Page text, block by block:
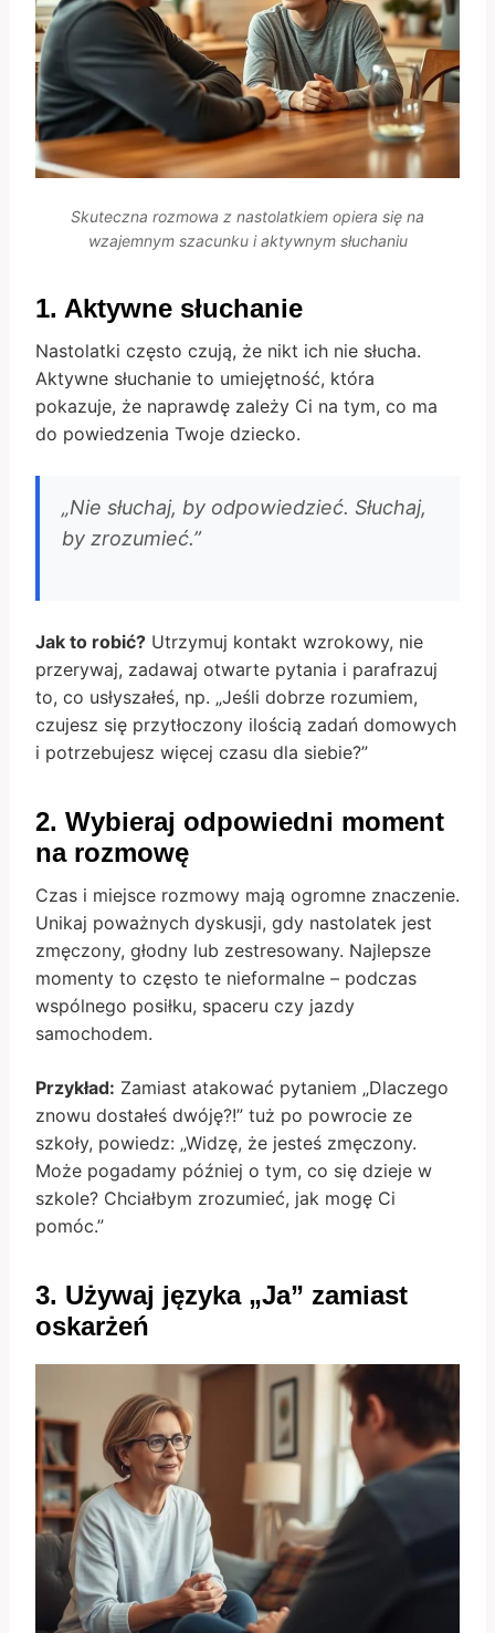
Skuteczna rozmowa z nastolatkiem opiera się na
wzajemnym szacunku i aktywnym słuchaniu
1. Aktywne słuchanie
Nastolatki często czują, że nikt ich nie słucha.
Aktywne słuchanie to umiejętność, która
pokazuje, że naprawdę zależy Ci na tym, co ma
do powiedzenia Twoje dziecko.
„Nie słuchaj, by odpowiedzieć. Słuchaj,
by zrozumieć.”
Jak to robić? Utrzymuj kontakt wzrokowy, nie
przerywaj, zadawaj otwarte pytania i parafrazuj
to, co usłyszałeś, np. „Jeśli dobrze rozumiem,
czujesz się przytłoczony ilością zadań domowych
i potrzebujesz więcej czasu dla siebie?”
2. Wybieraj odpowiedni moment
na rozmowę
Czas i miejsce rozmowy mają ogromne znaczenie.
Unikaj poważnych dyskusji, gdy nastolatek jest
zmęczony, głodny lub zestresowany. Najlepsze
momenty to często te nieformalne – podczas
wspólnego posiłku, spaceru czy jazdy
samochodem.
Przykład: Zamiast atakować pytaniem „Dlaczego
znowu dostałeś dwóję?!” tuż po powrocie ze
szkoły, powiedz: „Widzę, że jesteś zmęczony.
Może pogadamy później o tym, co się dzieje w
szkole? Chciałbym zrozumieć, jak mogę Ci
pomóc.”
3. Używaj języka „Ja” zamiast
oskarżeń